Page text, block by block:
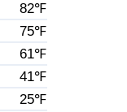
82℉
75℉
61℉
41℉
25℉